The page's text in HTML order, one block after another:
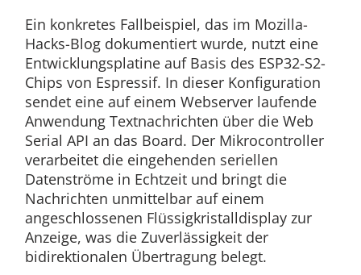
Ein konkretes Fallbeispiel, das im Mozilla-
Hacks-Blog dokumentiert wurde, nutzt eine
Entwicklungsplatine auf Basis des ESP32-S2-
Chips von Espressif. In dieser Konfiguration
sendet eine auf einem Webserver laufende
Anwendung Textnachrichten über die Web
Serial API an das Board. Der Mikrocontroller
verarbeitet die eingehenden seriellen
Datenströme in Echtzeit und bringt die
Nachrichten unmittelbar auf einem
angeschlossenen Flüssigkristalldisplay zur
Anzeige, was die Zuverlässigkeit der
bidirektionalen Übertragung belegt.